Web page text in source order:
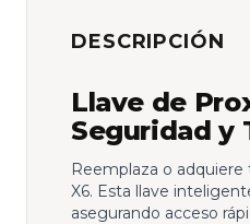
DESCRIPCIÓN
Llave de
Seguridad y
Reemplaza o
X6. Esta llave
asegurando acceso